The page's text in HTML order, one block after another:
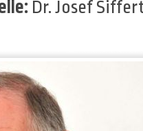
Dr. Josef